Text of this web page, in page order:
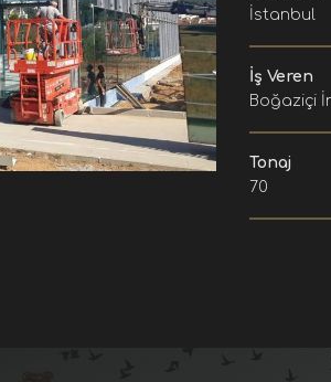
İstanbul
İş Veren
Boğaziçi
Tonaj
70